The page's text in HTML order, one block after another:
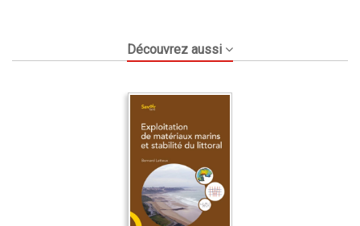
Découvrez aussi